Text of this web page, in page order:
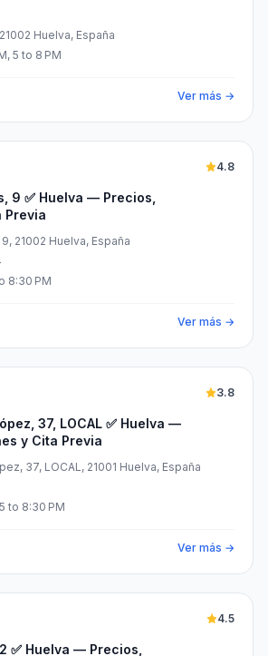
Huelva, España
5 to 8 PM
Ver más →
9 ✅ Huelva — Precios,
Previa
4.8
21002 Huelva, España
8:30 PM
Ver más →
37, LOCAL ✅ Huelva —
y Cita Previa
3.8
37, LOCAL, 21001 Huelva, España
to 8:30 PM
Ver más →
✅ Huelva — Precios,
4.5